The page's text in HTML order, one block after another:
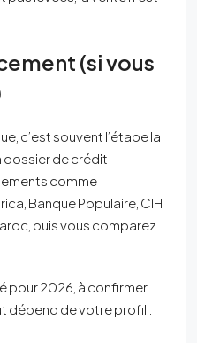
(si vous
c’est souvent l’étape la
dossier de crédit
comme
Banque Populaire, CIH
puis vous comparez
pour 2026, à confirmer
dépend de votre profil :